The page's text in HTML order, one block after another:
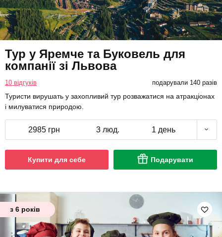
Тур у Яремче та Буковель для
компанії зі Львова
10 відгуків подарували 140 разів
Туристи вирушать у захопливий тур розважатися на атракціонах
і милуватися природою.
2985 грн 3 люд. 1 день
Купити для себе Подарувати
з 6 років